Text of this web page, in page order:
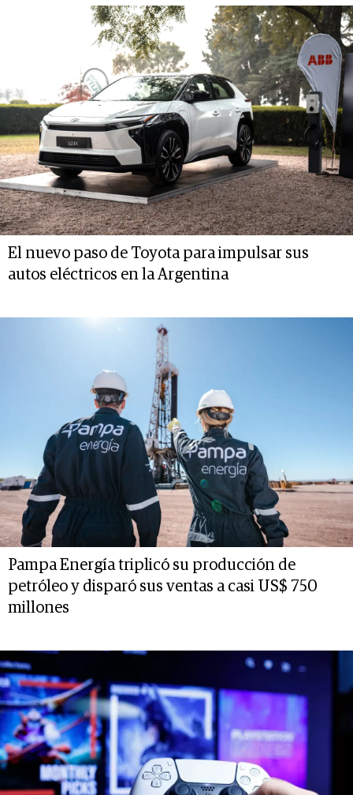
El nuevo paso de Toyota para impulsar sus
autos eléctricos en la Argentina
Pampa Energía triplicó su producción de
petróleo y disparó sus ventas a casi US$ 750
millones